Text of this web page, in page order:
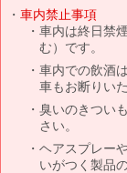
車内禁止事項
車内は終日禁
む）です。
車内での飲酒
車もお断りい
臭いのきつい
さい。
ヘアスプレー
いがつく製品